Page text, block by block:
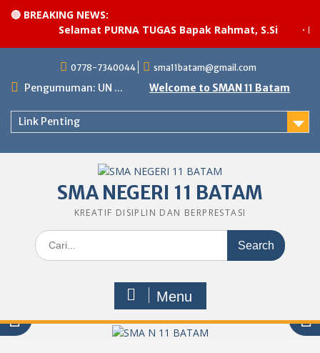
🔴 BREAKING NEWS:
Selamat PURNA TUGAS Bapak Rahmat, S.Si
content
0778-7340044 sma11batam@gmail.com
Pengumuman: UN ... Welcome to SMAN 11 Batam
Link Penting
SMA NEGERI 11 BATAM
KREATIF DISIPLIN DAN BERPRESTASI
Search
for:
Menu